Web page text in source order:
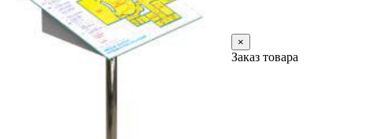
×
Заказ товара